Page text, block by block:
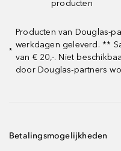
producten
*
Producten van Douglas-
werkdagen geleverd. **
van € 20,-. Niet
door Douglas-partners
Betalingsmogelijkheden